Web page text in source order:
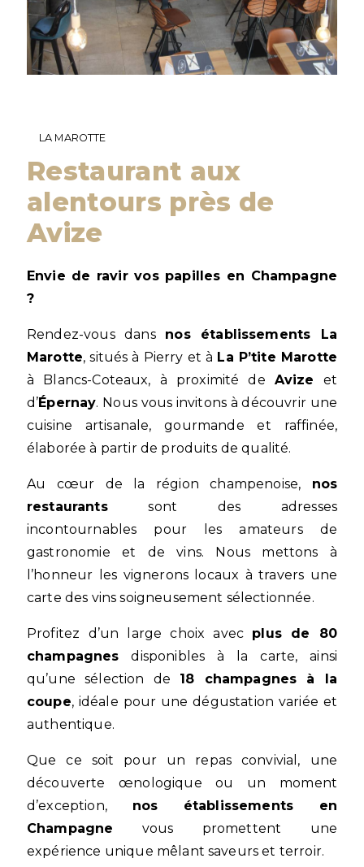
LA MAROTTE
Restaurant aux
alentours près de
Avize
Envie de ravir vos papilles en Champagne
?
Rendez-vous dans nos établissements La
Marotte, situés à Pierry et à La P’tite Marotte
à Blancs-Coteaux, à proximité de Avize et
d’Épernay. Nous vous invitons à découvrir une
cuisine artisanale, gourmande et raffinée,
élaborée à partir de produits de qualité.
Au cœur de la région champenoise, nos
restaurantssont des adresses
incontournables pour les amateurs de
gastronomie et de vins. Nous mettons à
l’honneur les vignerons locaux à travers une
carte des vins soigneusement sélectionnée.
Profitez d’un large choix avec plus de 80
champagnes disponibles à la carte, ainsi
qu’une sélection de 18 champagnes à la
coupe, idéale pour une dégustation variée et
authentique.
Que ce soit pour un repas convivial, une
découverte œnologique ou un moment
d’exception, nos établissements en
Champagne vous promettent une
expérience unique mêlant saveurs et terroir.